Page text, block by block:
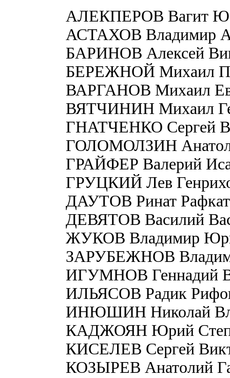
АЛЕКПЕРОВ Вагит
АСТАХОВ Владимир
БАРИНОВ Алексей
БЕРЕЖНОЙ Михаил
ВАРГАНОВ Михаил
ВЯТЧИНИН Михаил
ГНАТЧЕНКО Сергей
ГОЛОМОЛЗИН
ГРАЙФЕР Валерий
ГРУЦКИЙ Лев
ДАУТОВ Ринат
ДЕВЯТОВ Василий
ЖУКОВ Владимир
ЗАРУБЕЖНОВ
ИГУМНОВ Геннадий
ИЛЬЯСОВ Радик
ИНЮШИН Николай
КАДЖОЯН Юрий
КИСЕЛЕВ Сергей
КОЗЫРЕВ Анатолий